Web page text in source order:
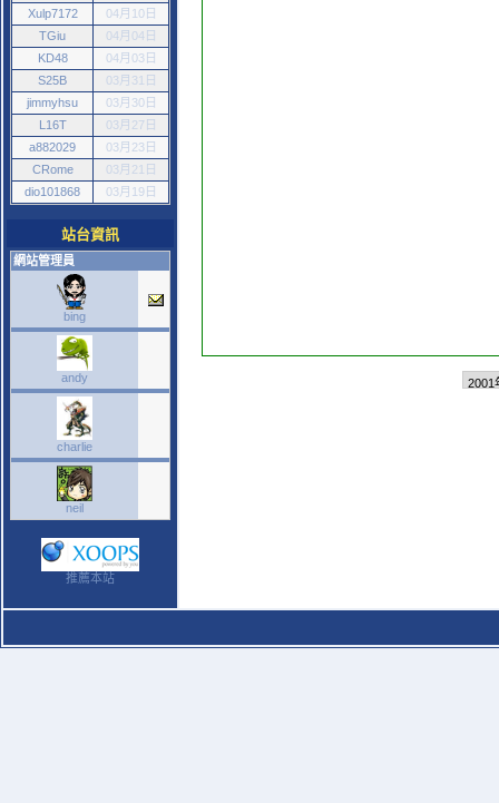
Xulp7172
04月10日
TGiu
04月04日
KD48
04月03日
S25B
03月31日
jimmyhsu
03月30日
L16T
03月27日
a882029
03月23日
CRome
03月21日
dio101868
03月19日
站台資訊
網站管理員
bing
andy
charlie
neil
推薦本站